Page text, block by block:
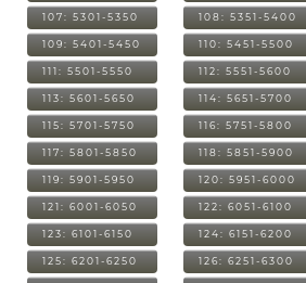
107: 5301-5350 108: 5351-5400
109: 5401-5450 110: 5451-5500
111: 5501-5550 112: 5551-5600
113: 5601-5650 114: 5651-5700
115: 5701-5750 116: 5751-5800
117: 5801-5850 118: 5851-5900
119: 5901-5950 120: 5951-6000
121: 6001-6050 122: 6051-6100
123: 6101-6150 124: 6151-6200
125: 6201-6250 126: 6251-6300